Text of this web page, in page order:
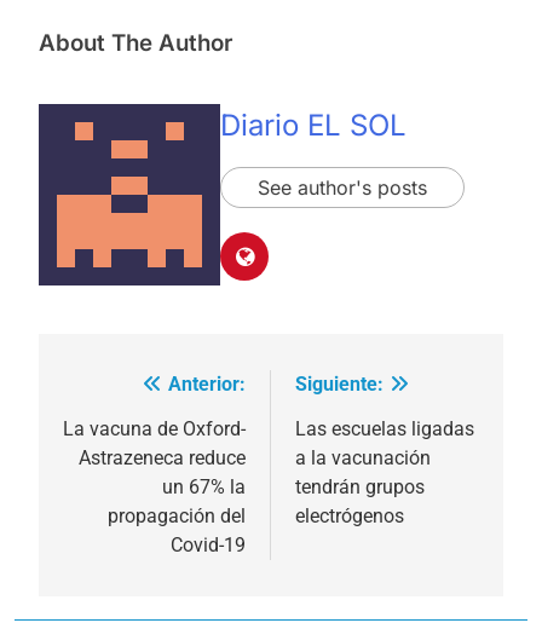
About The Author
Diario EL SOL
See author's posts
Navegación
de
entradas
Anterior:
La vacuna de Oxford-
Astrazeneca reduce
un 67% la
propagación del
Covid-19
Siguiente:
Las escuelas ligadas
a la vacunación
tendrán grupos
electrógenos